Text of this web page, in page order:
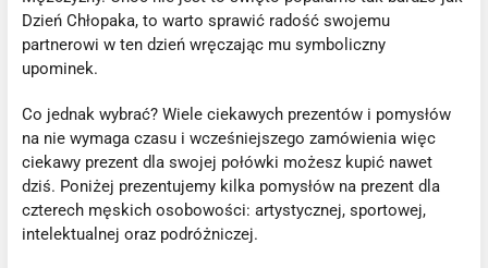
Dzień Chłopaka, to warto sprawić radość swojemu
partnerowi w ten dzień wręczając mu symboliczny
upominek.
Co jednak wybrać? Wiele ciekawych prezentów i pomysłów
na nie wymaga czasu i wcześniejszego zamówienia więc
ciekawy prezent dla swojej połówki możesz kupić nawet
dziś. Poniżej prezentujemy kilka pomysłów na prezent dla
czterech męskich osobowości: artystycznej, sportowej,
intelektualnej oraz podróżniczej.